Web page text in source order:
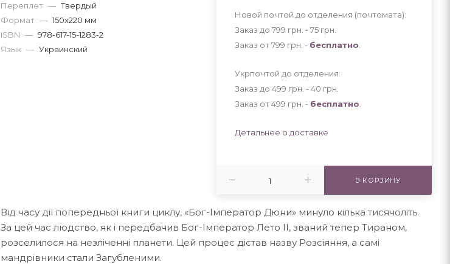
Переплет — Твердый
Формат — 150x220 мм
ISBN — 978-617-15-1283-2
Язык — Украинский
Новой почтой до отделения (почтомата):
Заказ до 799 грн. - 75 грн
Заказ от 799 грн. - бесплатно
Укрпочтой до отделения:
Заказ до 499 грн. - 40 грн
Заказ от 499 грн. - бесплатно
Детальнее о доставке
В КОРЗИНУ
Від часу дії попередньої книги циклу, «Бог-Імператор Дюни» минуло кілька тисячоліть.
За цей час людство, як і передбачив Бог-Імператор Лето ІІ, званий тепер Тираном,
розселилося на незліченні планети. Цей процес дістав назву Розсіяння, а самі
мандрівники стали Загубленими.